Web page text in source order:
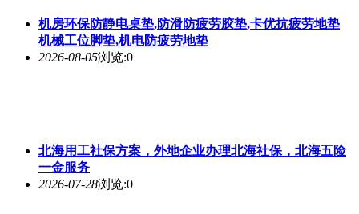
机房环保防静电桌垫,防滑防疲劳胶垫,卡优抗疲劳地垫
机械工位脚垫,机电防疲劳地垫
2026-08-05浏览:0
北海用工社保方案，外地企业办理北海社保，北海五险
一金服务
2026-07-28浏览:0